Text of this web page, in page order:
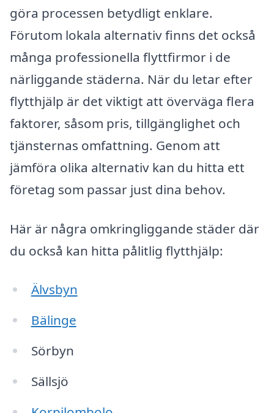
göra processen betydligt enklare.
Förutom lokala alternativ finns det också
många professionella flyttfirmor i de
närliggande städerna. När du letar efter
flytthjälp är det viktigt att överväga flera
faktorer, såsom pris, tillgänglighet och
tjänsternas omfattning. Genom att
jämföra olika alternativ kan du hitta ett
företag som passar just dina behov.
Här är några omkringliggande städer där
du också kan hitta pålitlig flytthjälp:
Älvsbyn
Bälinge
Sörbyn
Sällsjö